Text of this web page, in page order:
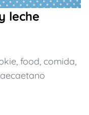
leche
, food, comida,